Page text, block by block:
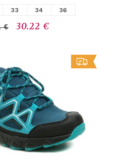
33 34 36
€ 30.22 €